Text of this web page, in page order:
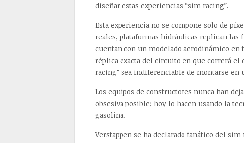
diseñar estas experiencias “sim racing”.
Esta experiencia no se compone solo de
reales, plataformas hidráulicas replican las
cuentan con un modelado aerodinámico
réplica exacta del circuito en que correrá
racing” sea indiferenciable de montarse en
Los equipos de constructores nunca han
obsesiva posible; hoy lo hacen usando la
gasolina.
Verstappen se ha declarado fanático del